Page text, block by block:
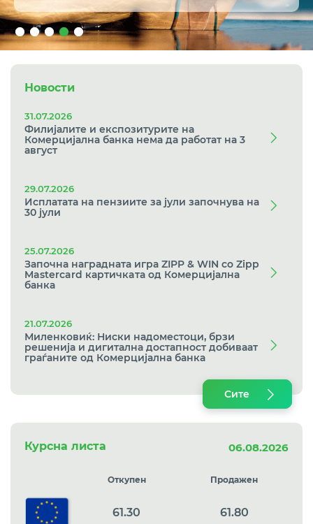
Новости
31.07.2026
Филијалите и експозитурите на
Комерцијална банка нема да работат на 3
август
29.07.2026
Исплатата на пензиите за јули започнува на
30 јули
25.07.2026
Започна наградната игра ZIPP & WIN со Zipp
Mastercard картичкaта од Комерцијална
банка
21.07.2026
Миленковиќ: Ниски надоместоци, брзи
решенија и дигитална достапност добиваат
граѓаните од Комерцијална банка
Сите
Курсна листа 06.08.2026
Откупен Продажен
61.30 61.80